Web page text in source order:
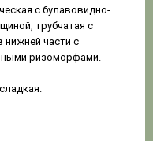
с булавовидно-
трубчатая с
нижней части с
ризоморфами.